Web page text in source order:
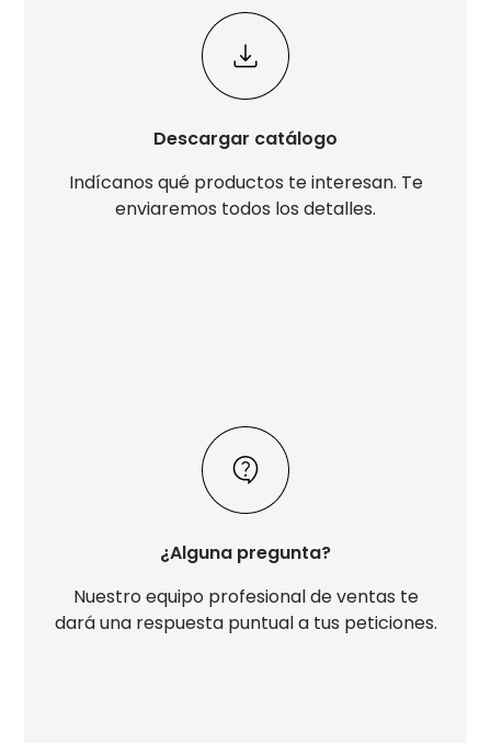
Descargar catálogo
Indícanos qué productos te interesan. Te
enviaremos todos los detalles.
¿Alguna pregunta?
Nuestro equipo profesional de ventas te
dará una respuesta puntual a tus peticiones.